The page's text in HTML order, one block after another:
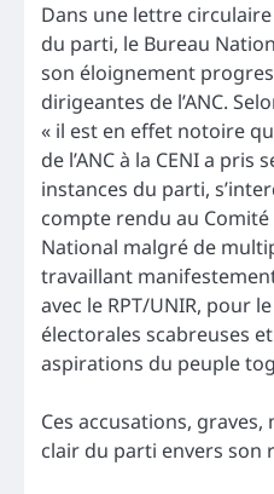
Dans une lettre
du parti, le Bureau
son éloignement
dirigeantes de l’ANC.
« il est en effet notoire
de l’ANC à la CENI a pris
instances du parti,
compte rendu au
National malgré de
travaillant
avec le RPT/UNIR, pour
électorales scabreuses
aspirations du peuple
Ces accusations,
clair du parti envers son